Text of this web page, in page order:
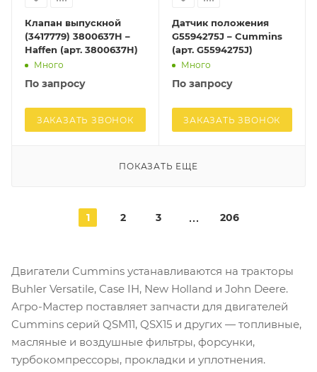
Клапан выпускной
(3417779) 3800637H –
Haffen (арт. 3800637H)
Много
По запросу
ЗАКАЗАТЬ ЗВОНОК
Датчик положения
G5594275J – Cummins
(арт. G5594275J)
Много
По запросу
ЗАКАЗАТЬ ЗВОНОК
ПОКАЗАТЬ ЕЩЕ
1 2 3 206
Двигатели Cummins устанавливаются на тракторы
Buhler Versatile, Case IH, New Holland и John Deere.
Агро-Мастер поставляет запчасти для двигателей
Cummins серий QSM11, QSX15 и других — топливные,
масляные и воздушные фильтры, форсунки,
турбокомпрессоры, прокладки и уплотнения.